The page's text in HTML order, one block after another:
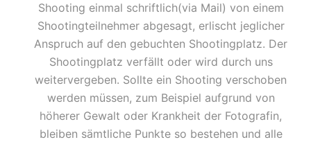
Shooting einmal schriftlich(via Mail) von einem
Shootingteilnehmer abgesagt, erlischt jeglicher
Anspruch auf den gebuchten Shootingplatz. Der
Shootingplatz verfällt oder wird durch uns
weitervergeben. Sollte ein Shooting verschoben
werden müssen, zum Beispiel aufgrund von
höherer Gewalt oder Krankheit der Fotografin,
bleiben sämtliche Punkte so bestehen und alle